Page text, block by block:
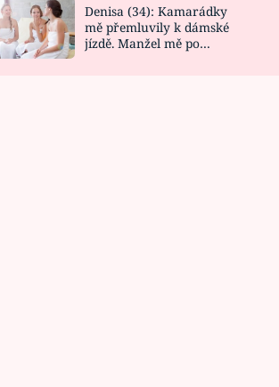
Denisa (34): Kamarádky
mě přemluvily k dámské
jízdě. Manžel mě po